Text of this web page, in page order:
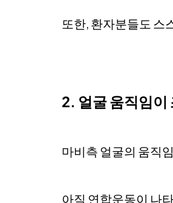
또한, 환자분들도 스
2. 얼굴 움직임이
마비측 얼굴의 움직
아직 연합운동이 나